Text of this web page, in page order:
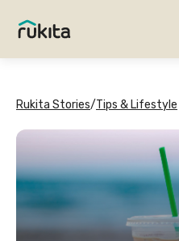
Rukita Stories/Tips & Lifestyle